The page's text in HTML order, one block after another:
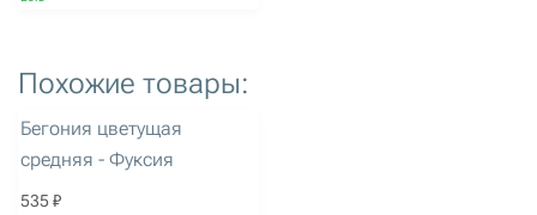
Похожие товары:
артикул: 1630
Бегония цветущая
средняя - Фуксия
535 ₽